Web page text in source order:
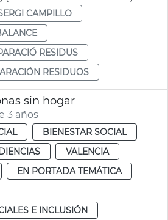
CAMPILLO
RESIDUS
RESIDUOS
sin hogar
3 años
BIENESTAR SOCIAL
VALENCIA
EN PORTADA TEMÁTICA
E INCLUSIÓN